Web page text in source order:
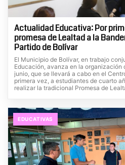
Actualidad Educativa: Por
promesa de Lealtad a la
Partido de Bolívar
El Municipio de Bolívar, en trabajo
Educación, avanza en la organización
junio, que se llevará a cabo en el
primera vez, a estudiantes de cuarto
realizar la tradicional Promesa de
EDUCATIVAS